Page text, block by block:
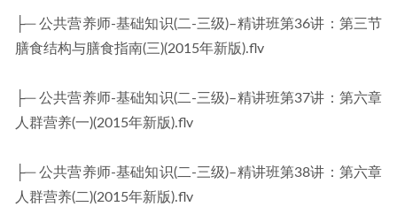
├─ 公共营养师-基础知识(二-三级)–精讲班第36讲：第三节
膳食结构与膳食指南(三)(2015年新版).flv
├─ 公共营养师-基础知识(二-三级)–精讲班第37讲：第六章
人群营养(一)(2015年新版).flv
├─ 公共营养师-基础知识(二-三级)–精讲班第38讲：第六章
人群营养(二)(2015年新版).flv